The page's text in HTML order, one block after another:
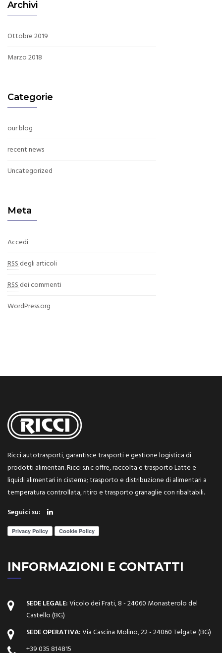
Archivi
Ottobre 2019
Marzo 2018
Categorie
our blog
recent news
Uncategorized
Meta
Accedi
RSSdegli articoli
RSSdei commenti
WordPress.org
Ricci autotrasporti, garantisce trasporti e gestione logistica di
prodotti alimentari. Ricci s.n.c offre, raccolta e trasporto Latte e
liquidi alimentari in cisterna; trasporto e distribuzione di alimentari a
temperatura controllata, ritiro e trasporto granaglie con ribaltabili.
Seguici su:
INFORMAZIONI E CONTATTI
SEDE LEGALE:Vicolo dei Frati, 8 - 24060 Monasterolo del
Castello (BG)
SEDE OPERATIVA:Via Cascina Molino, 22 - 24060 Telgate (BG)
+39 035 814815